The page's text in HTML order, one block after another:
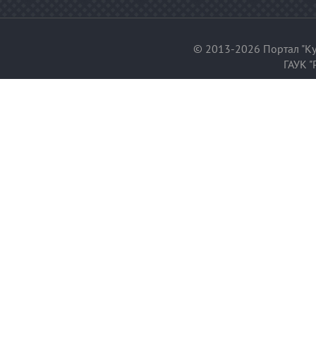
© 2013-2026 Портал
ГАУК